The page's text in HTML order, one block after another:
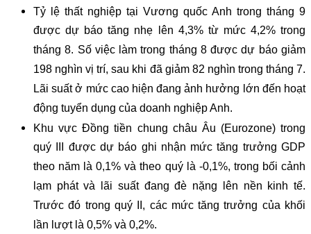
Tỷ lệ thất nghiệp tại Vương quốc Anh trong tháng 9
được dự báo tăng nhẹ lên 4,3% từ mức 4,2% trong
tháng 8. Số việc làm trong tháng 8 được dự báo giảm
198 nghìn vị trí, sau khi đã giảm 82 nghìn trong tháng 7.
Lãi suất ở mức cao hiện đang ảnh hưởng lớn đến hoạt
động tuyển dụng của doanh nghiệp Anh.
Khu vực Đồng tiền chung châu Âu (Eurozone) trong
quý III được dự báo ghi nhận mức tăng trưởng GDP
theo năm là 0,1% và theo quý là -0,1%, trong bối cảnh
lạm phát và lãi suất đang đè nặng lên nền kinh tế.
Trước đó trong quý II, các mức tăng trưởng của khối
lần lượt là 0,5% và 0,2%.